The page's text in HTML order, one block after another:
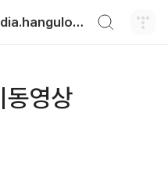
미디어 한글로 (media.hangulo.net)
동영상